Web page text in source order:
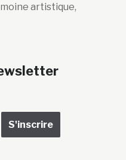
artistique,